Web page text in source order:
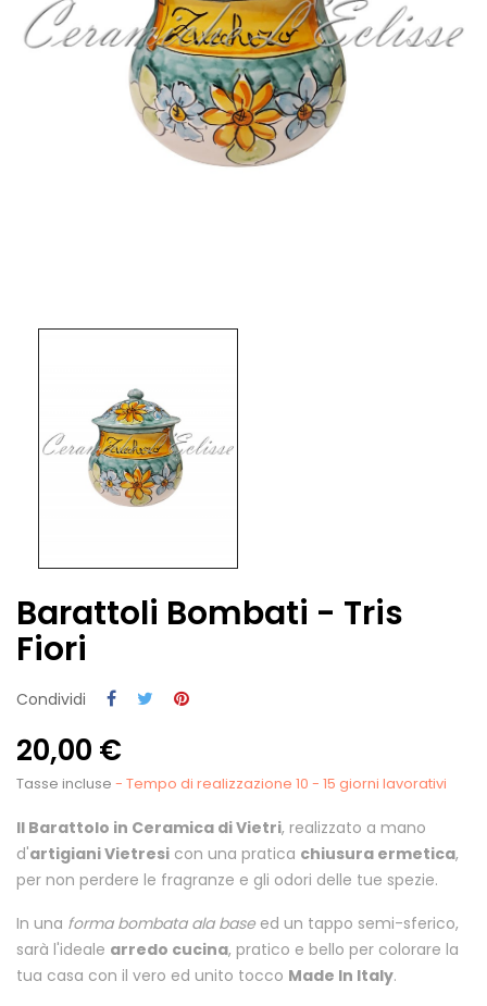
Barattoli Bombati - Tris
Fiori
Condividi
20,00 €
Tasse incluse - Tempo di realizzazione 10 - 15 giorni lavorativi
Il Barattolo in Ceramica di Vietri, realizzato a mano
d'artigiani Vietresi con una pratica chiusura ermetica,
per non perdere le fragranze e gli odori delle tue spezie.
In una forma bombata ala base ed un tappo semi-sferico,
sarà l'ideale arredo cucina, pratico e bello per colorare la
tua casa con il vero ed unito tocco Made In Italy.